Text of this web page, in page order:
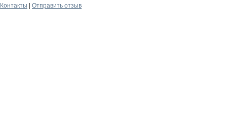
Контакты
Отправить отзыв